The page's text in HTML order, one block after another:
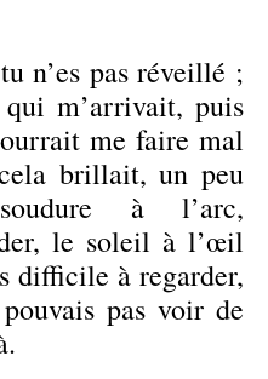
n’es pas réveillé ;
m’arrivait, puis
me faire mal
brillait, un peu
à l’arc,
le soleil à l’œil
difficile à regarder,
pas voir de